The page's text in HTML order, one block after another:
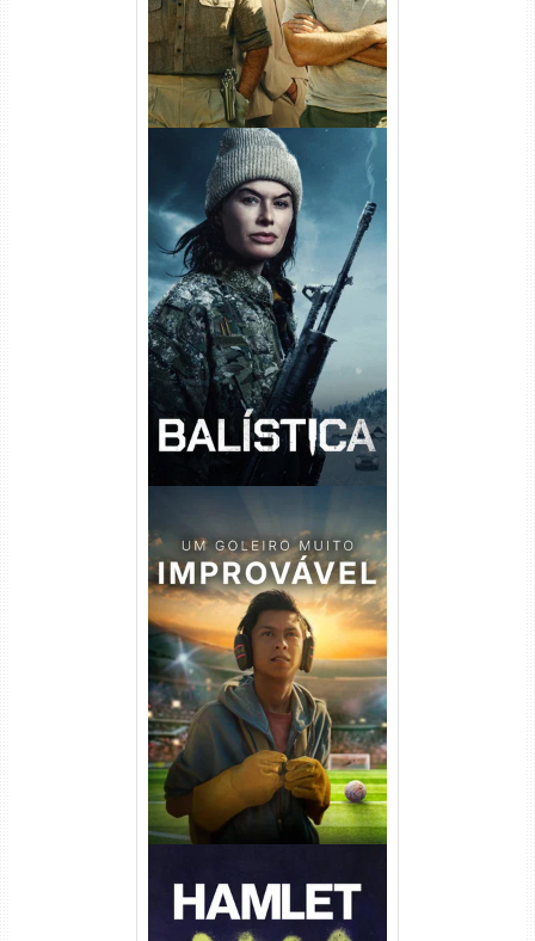
Balística Torrent (2025) WEB-
DL 1080p Dual Áudio
Um Goleiro Muito Improvável
Torrent (2026) WEB-DL 1080p
Dual Áudio